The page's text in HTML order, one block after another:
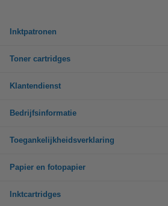
Inktpatronen
Toner cartridges
Klantendienst
Bedrijfsinformatie
Toegankelijkheidsverklaring
Papier en fotopapier
Inktcartridges